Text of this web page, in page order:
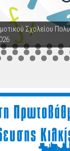
Σχολείου